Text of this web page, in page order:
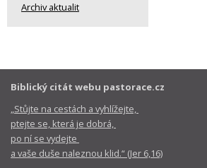
Archiv aktualit
Biblický citát webu pastorace.cz
„Stůjte na cestách a vyhlížejte,
ptejte se, která je dobrá,
po ní se vydejte
a vaše duše naleznou klid.“ (Jer 6,16)